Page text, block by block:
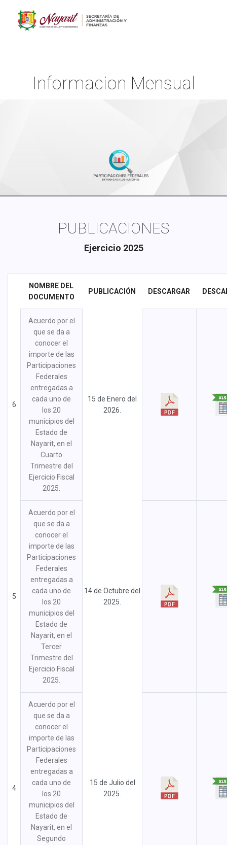
Informacion Mensual
PUBLICACIONES
Ejercicio 2025
NOMBRE DEL
DOCUMENTO
PUBLICACIÓN DESCARGAR
6
Acuerdo por el
que se da a
conocer el
importe de las
Participaciones
Federales
entregadas a
cada uno de
los 20
municipios del
Estado de
Nayarit, en el
Cuarto
Trimestre del
Ejercicio Fiscal
2025.
15 de Enero del
2026.
5
Acuerdo por el
que se da a
conocer el
importe de las
Participaciones
Federales
entregadas a
cada uno de
los 20
municipios del
Estado de
Nayarit, en el
Tercer
Trimestre del
Ejercicio Fiscal
2025.
14 de Octubre del
2025.
4
Acuerdo por el
que se da a
conocer el
importe de las
Participaciones
Federales
entregadas a
cada uno de
los 20
municipios del
Estado de
Nayarit, en el
Segundo
15 de Julio del
2025.